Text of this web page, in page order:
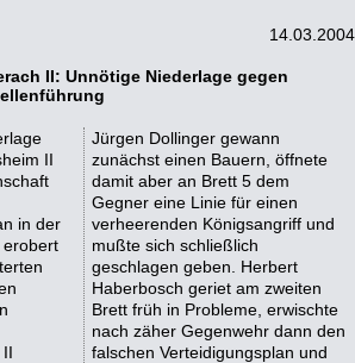
14.03.2004
II: Unnötige Niederlage gegen
II
in der
erobert
dem
und